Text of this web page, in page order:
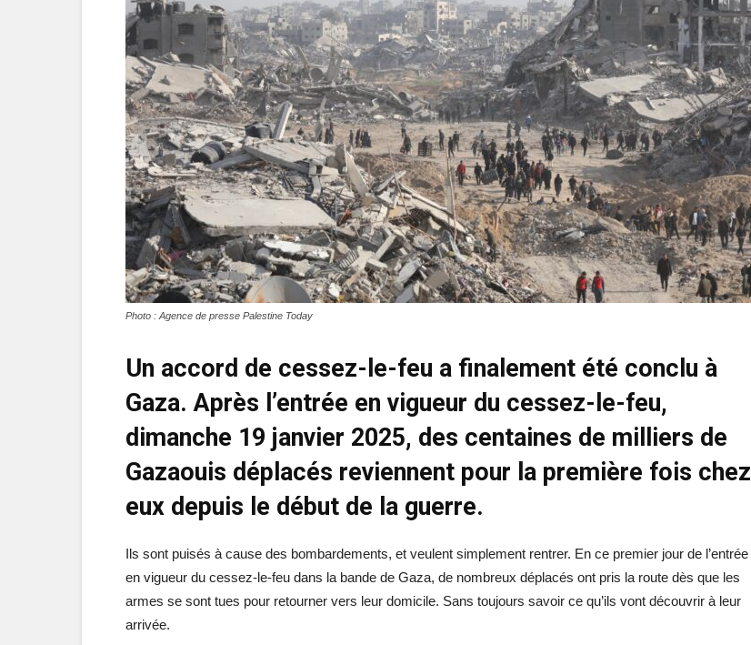
Photo : Agence de presse Palestine Today
Un accord de cessez-le-feu a finalement été conclu à
Gaza. Après l’entrée en vigueur du cessez-le-feu,
dimanche 19 janvier 2025, des centaines de milliers de
Gazaouis déplacés reviennent pour la première fois chez
eux depuis le début de la guerre.
Ils sont puisés à cause des bombardements, et veulent simplement rentrer. En ce premier jour de l’entrée
en vigueur du cessez-le-feu dans la bande de Gaza, de nombreux déplacés ont pris la route dès que les
armes se sont tues pour retourner vers leur domicile. Sans toujours savoir ce qu’ils vont découvrir à leur
arrivée.